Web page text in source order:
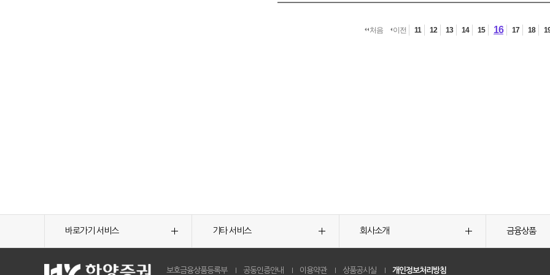
처음 이전 11 12 13 14 15 16 17 18
바로가기 서비스 기타 서비스 회사소개 금융상품
보호금융상품등록부 공동인증안내 이용약관 상품공시실 개인정보처리방침